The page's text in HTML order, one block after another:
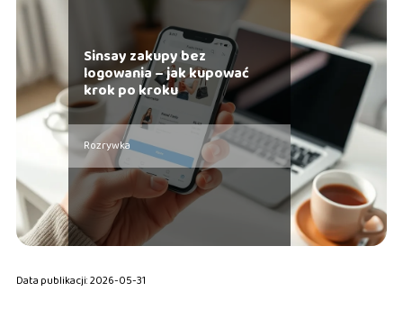
Sinsay zakupy bez
logowania – jak kupować
krok po kroku
Rozrywka
Data publikacji: 2026-05-31